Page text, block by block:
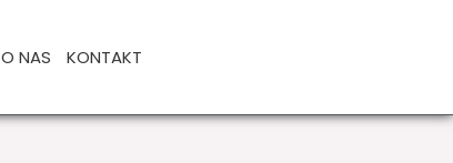
O NAS KONTAKT